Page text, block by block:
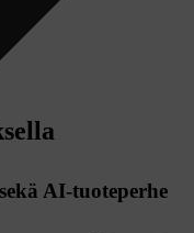
AI-tuoteperhe